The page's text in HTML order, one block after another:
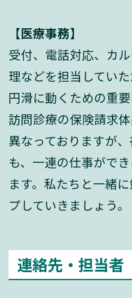
【医療事務】
受付、電話対応、カ
理などを担当してい
円滑に動くための重
訪問診療の保険請求
異なっておりますが
も、一連の仕事がで
ます。私たちと一緒
プしていきましょう。
連絡先・担当者